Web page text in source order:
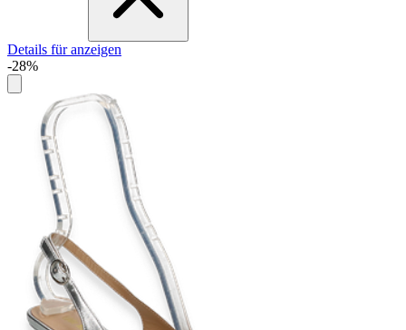
Details für anzeigen
-28%